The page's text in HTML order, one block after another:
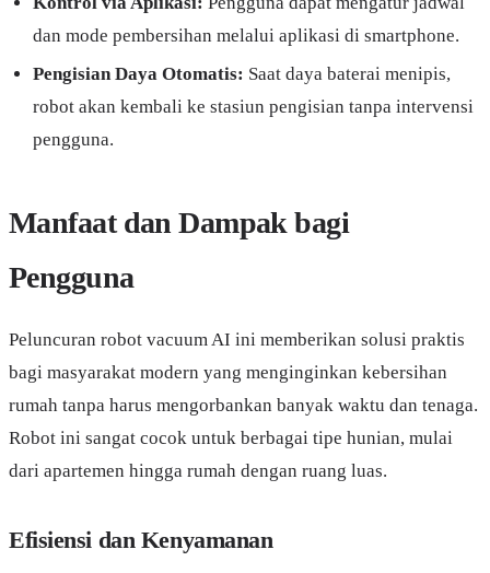
dan mode pembersihan melalui aplikasi di smartphone.
Pengisian Daya Otomatis: Saat daya baterai menipis,
robot akan kembali ke stasiun pengisian tanpa intervensi
pengguna.
Manfaat dan Dampak bagi
Pengguna
Peluncuran robot vacuum AI ini memberikan solusi praktis
bagi masyarakat modern yang menginginkan kebersihan
rumah tanpa harus mengorbankan banyak waktu dan tenaga.
Robot ini sangat cocok untuk berbagai tipe hunian, mulai
dari apartemen hingga rumah dengan ruang luas.
Efisiensi dan Kenyamanan